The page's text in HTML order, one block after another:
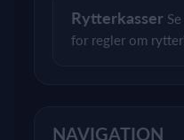
Rytterkasser
for regler om
NAVIGATION